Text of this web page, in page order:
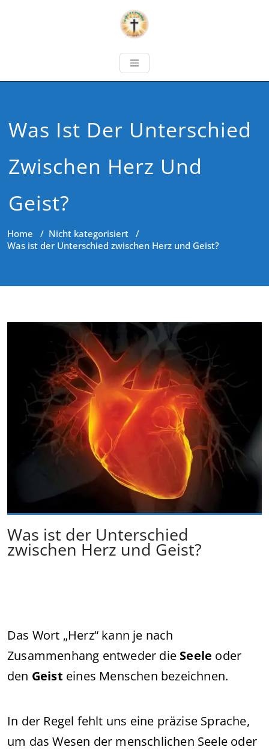
Was Ist Der Unterschied
Zwischen Herz Und
Geist?
Home / Nicht kategorisiert /
Was ist der Unterschied zwischen Herz und Geist?
Was ist der Unterschied
zwischen Herz und Geist?
Das Wort „Herz“ kann je nach
Zusammenhang entweder die Seele oder
den Geist eines Menschen bezeichnen.
In der Regel fehlt uns eine präzise Sprache,
um das Wesen der menschlichen Seele oder